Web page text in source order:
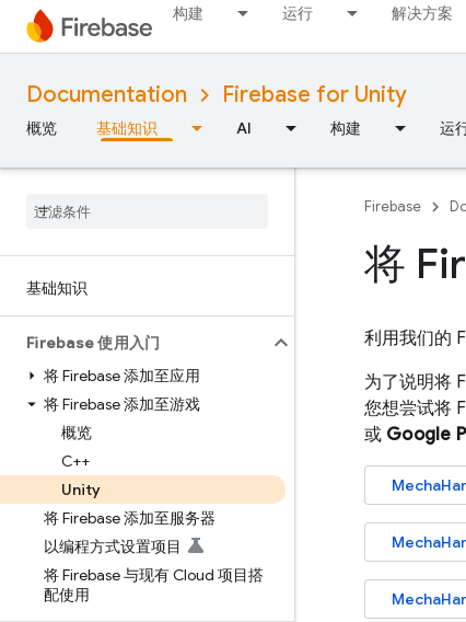
构建 运行 解决方案
Documentation Firebase for Unity
概览 基础知识 AI 构建 运
基础知识
Firebase 使用入门
将 Firebase 添加至应用
将 Firebase 添加至游戏
概览
C++
Unity
将 Firebase 添加至服务器
以编程方式设置项目
将 Firebase 与现有 Cloud 项目搭
配使用
Firebase
将
利用我们的
为了说明将
您想尝试将
或 Google